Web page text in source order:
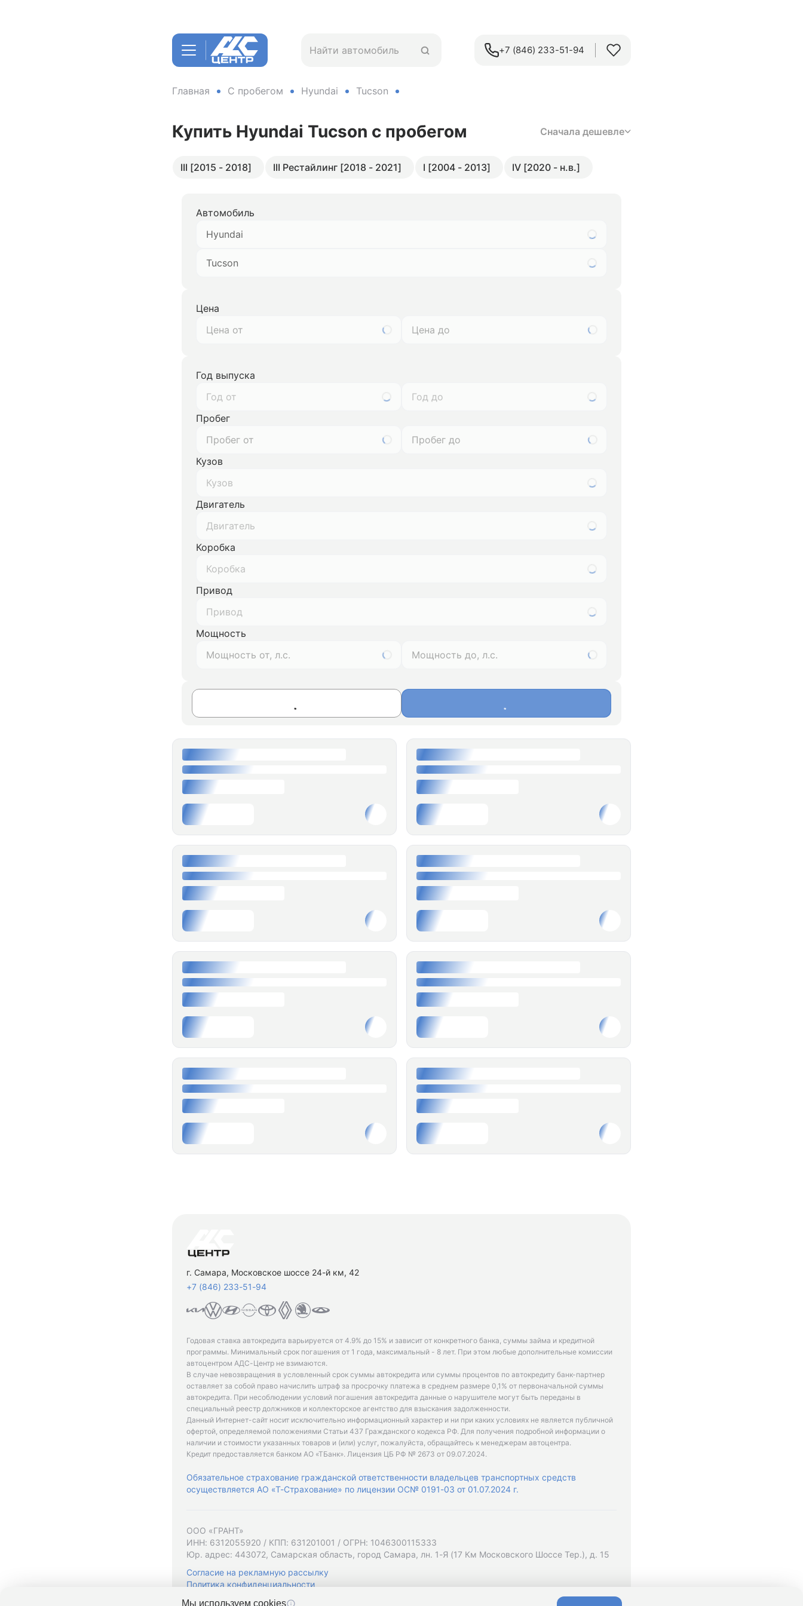
+7 (846) 233-51-94
Главная С пробегом Hyundai Tucson
Купить Hyundai Tucson с пробегом Сначала дешевле
III [2015 - 2018] III Рестайлинг [2018 - 2021] I [2004 - 2013] IV [2020 - н.в.]
Автомобиль
Hyundai
Tucson
Цена
Год выпуска
Год от
Год до
Пробег
Кузов
Кузов
Двигатель
Двигатель
Коробка
Коробка
Привод
Привод
Мощность
г. Самара, Московское шоссе 24-й км, 42
+7 (846) 233-51-94
Годовая ставка автокредита варьируется от 4.9% до 15% и зависит от конкретного банка, суммы займа и кредитной
программы. Минимальный срок погашения от 1 года, максимальный - 8 лет. При этом любые дополнительные комиссии
автоцентром АДС-Центр не взимаются.
В случае невозвращения в условленный срок суммы автокредита или суммы процентов по автокредиту банк-партнер
оставляет за собой право начислить штраф за просрочку платежа в среднем размере 0,1% от первоначальной суммы
автокредита. При несоблюдении условий погашения автокредита данные о нарушителе могут быть переданы в
специальный реестр должников и коллекторское агентство для взыскания задолженности.
Данный Интернет-сайт носит исключительно информационный характер и ни при каких условиях не является публичной
офертой, определяемой положениями Статьи 437 Гражданского кодекса РФ. Для получения подробной информации о
наличии и стоимости указанных товаров и (или) услуг, пожалуйста, обращайтесь к менеджерам автоцентра.
Кредит предоставляется банком АО «ТБанк». Лицензия ЦБ РФ № 2673 от 09.07.2024.
Обязательное страхование гражданской ответственности владельцев транспортных средств
осуществляется АО «Т-Страхование» по лицензии ОС№ 0191-03 от 01.07.2024 г.
ООО «ГРАНТ»
ИНН: 6312055920 / КПП: 631201001 / ОГРН: 1046300115333
Юр. адрес: 443072, Самарская область, город Самара, лн. 1-Я (17 Км Московского Шоссе Тер.), д. 15
Согласие на рекламную рассылку
Политика конфиденциальности
Мы используем cookies